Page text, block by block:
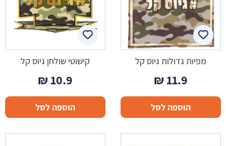
מפיות גדולות גיוס קל
11.9
₪
הוספה לסל
קישוטי שולחן גיוס קל
10.9
₪
הוספה לסל